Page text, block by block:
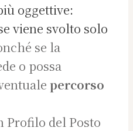
oggettive:
viene svolto solo
se la
o possa
percorso
del Posto